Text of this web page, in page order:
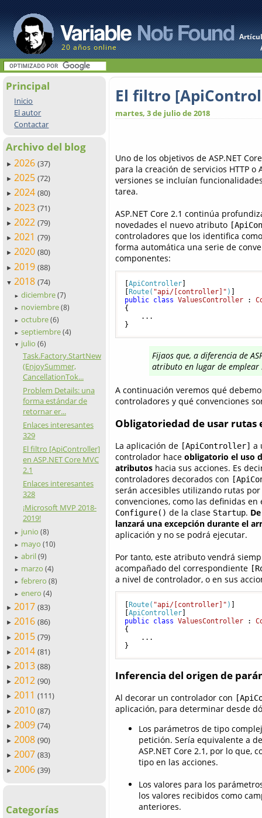
20 años online
Principal
Inicio
El autor
Contactar
Archivo del blog
► 2026 (37)
► 2025 (72)
► 2024 (80)
► 2023 (71)
► 2022 (79)
► 2021 (79)
► 2020 (80)
► 2019 (88)
▼ 2018 (74)
► diciembre (7)
► noviembre (8)
► octubre (6)
► septiembre (4)
▼ julio (6)
Task.Factory.StartNew
(EnjoySummer,
CancellationTok...
Problem Details: una
forma estándar de
retornar er...
Enlaces interesantes
329
El filtro [ApiController]
en ASP.NET Core MVC
2.1
Enlaces interesantes
328
¡Microsoft MVP 2018-
2019!
► junio (8)
► mayo (10)
► abril (9)
► marzo (4)
► febrero (8)
► enero (4)
► 2017 (83)
► 2016 (86)
► 2015 (79)
► 2014 (81)
► 2013 (88)
► 2012 (90)
► 2011 (111)
► 2010 (87)
► 2009 (74)
► 2008 (90)
► 2007 (83)
► 2006 (39)
Categorías
El filtro
martes, 3 de julio de 2018
Uno de los objetivos de ASP.NET
para la creación de servicios HTTP
versiones se incluían
tarea.
ASP.NET Core 2.1 continúa
novedades el nuevo atributo
controladores que los identifica
forma automática una serie de
componentes:
ApiController]
Route( "api/[controller]" )
public class ValuesController :
{
    ...
}
Fijaos que, a diferencia de
atributo en lugar de emplear
A continuación veremos qué
controladores y qué convenciones
Obligatoriedad de usar rutas
La aplicación de [ApiController] a
controlador hace obligatorio el uso
atributos hacia sus acciones. Es
controladores decorados con
serán accesibles utilizando rutas por
convenciones, como las definidas en
Configure() de la clase Startup.
lanzará una excepción durante el
aplicación y no se podrá ejecutar.
Por tanto, este atributo vendrá
acompañado del correspondiente
a nivel de controlador, o en sus
Route( "api/[controller]" )
ApiController
public class ValuesController :
{
    ...
}
Inferencia del origen de
Al decorar un controlador con
aplicación, para determinar desde
Los parámetros de tipo
petición. Sería equivalente a
ASP.NET Core 2.1, por lo
tipo en las acciones.
Los valores para los
los valores recibidos como
anteriores.